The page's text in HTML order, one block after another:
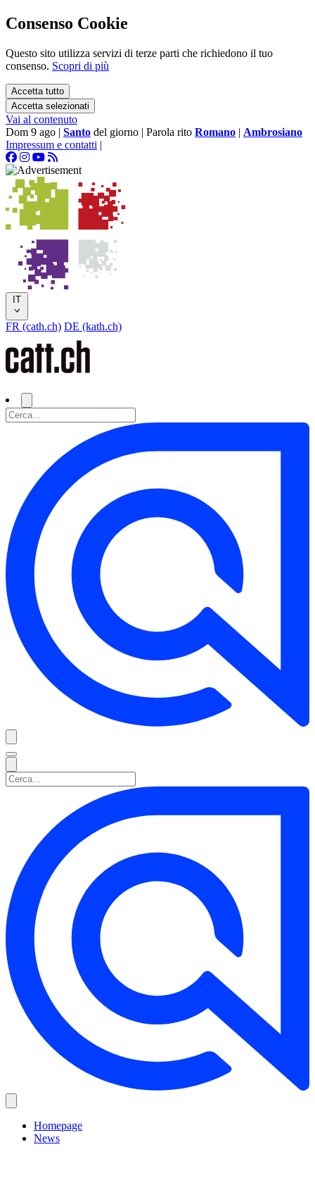
Consenso Cookie
Questo sito utilizza servizi di terze parti che richiedono il tuo
consenso. Scopri di più
Accetta tutto
Accetta selezionati
Vai al contenuto
Dom 9 ago | Santo del giorno | Parola rito Romano | Ambrosiano
Impressum e contatti |
IT
FR (cath.ch) DE (kath.ch)
Homepage
News